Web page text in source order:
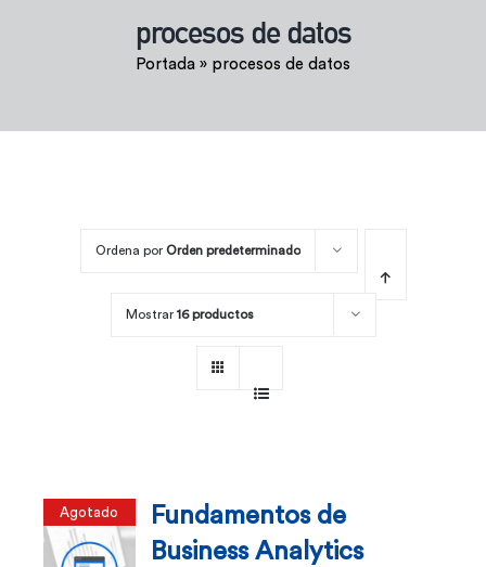
procesos de datos
Portada » procesos de datos
Ordena por Orden predeterminado
Mostrar 16 productos
Agotado
Fundamentos de
Business Analytics